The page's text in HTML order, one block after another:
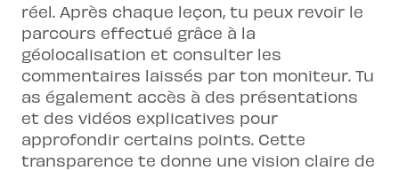
réel. Après chaque leçon, tu peux revoir le
parcours effectué grâce à la
géolocalisation et consulter les
commentaires laissés par ton moniteur. Tu
as également accès à des présentations
et des vidéos explicatives pour
approfondir certains points. Cette
transparence te donne une vision claire de